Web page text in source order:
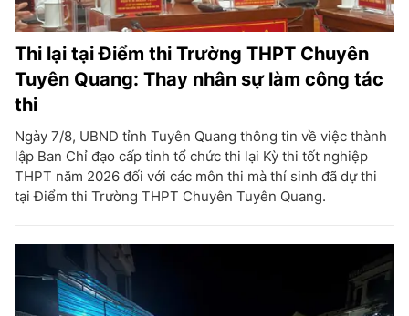
Thi lại tại Điểm thi Trường THPT Chuyên
Tuyên Quang: Thay nhân sự làm công tác
thi
Ngày 7/8, UBND tỉnh Tuyên Quang thông tin về việc thành
lập Ban Chỉ đạo cấp tỉnh tổ chức thi lại Kỳ thi tốt nghiệp
THPT năm 2026 đối với các môn thi mà thí sinh đã dự thi
tại Điểm thi Trường THPT Chuyên Tuyên Quang.